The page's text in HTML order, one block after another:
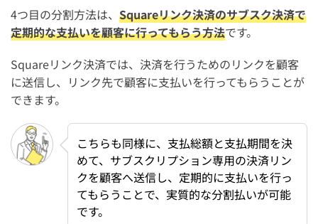
4つ目の分割方法は、 Squareリンク決済のサブスク決済で
定期的な支払いを顧客に行ってもらう方法です。
Squareリンク決済では、決済を行うためのリンクを顧客
に送信し、リンク先で顧客に支払いを行ってもらうことが
できます。
こちらも同様に、支払総額と支払期間を決
めて、サブスクリプション専用の決済リン
クを顧客へ送信し、定期的に支払いを行っ
てもらうことで、実質的な分割払いが可能
です。